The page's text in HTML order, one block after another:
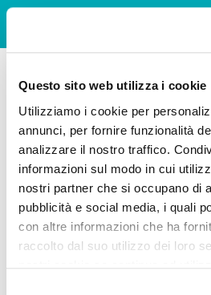
Questo sito web utilizza i cookie
Utilizziamo i cookie per
annunci, per fornire funzionalità
analizzare il nostro traffico.
informazioni sul modo in cui
nostri partner che si occupano di
pubblicità e social media, i quali
con altre informazioni che ha
raccolto dal suo utilizzo dei loro